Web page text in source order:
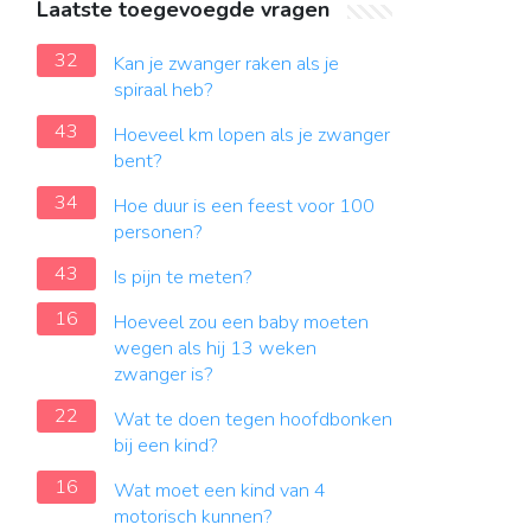
Laatste toegevoegde vragen
32
Kan je zwanger raken als je
spiraal heb?
43
Hoeveel km lopen als je zwanger
bent?
34
Hoe duur is een feest voor 100
personen?
43
Is pijn te meten?
16
Hoeveel zou een baby moeten
wegen als hij 13 weken
zwanger is?
22
Wat te doen tegen hoofdbonken
bij een kind?
16
Wat moet een kind van 4
motorisch kunnen?